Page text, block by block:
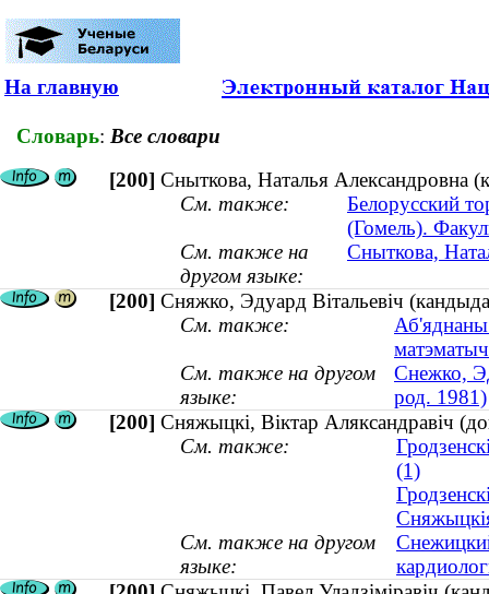
На главную
Словарь: Все словари
[200] Сныткова, Наталья Александровна
См. также:
Белорусский
(Гомель).
См. также на
другом языке:
Сныткова,
[200] Сняжко, Эдуард Вітальевіч
См. также:
Аб'яднаны
См. также на другом
языке:
Снежко,
род. 1981)
[200] Сняжыцкі, Віктар Аляксандравіч
См. также:
(1)
См. также на другом
языке: